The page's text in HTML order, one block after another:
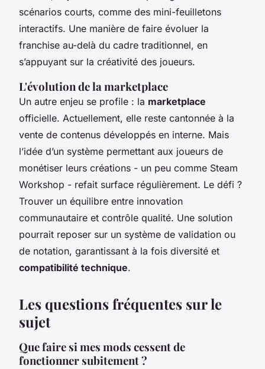
scénarios courts, comme des mini-feuilletons
interactifs. Une manière de faire évoluer la
franchise au-delà du cadre traditionnel, en
s’appuyant sur la créativité des joueurs.
L'évolution de la marketplace
Un autre enjeu se profile : la marketplace
officielle. Actuellement, elle reste cantonnée à la
vente de contenus développés en interne. Mais
l’idée d’un système permettant aux joueurs de
monétiser leurs créations - un peu comme Steam
Workshop - refait surface régulièrement. Le défi ?
Trouver un équilibre entre innovation
communautaire et contrôle qualité. Une solution
pourrait reposer sur un système de validation ou
de notation, garantissant à la fois diversité et
compatibilité technique.
Les questions fréquentes sur le
sujet
Que faire si mes mods cessent de
fonctionner subitement ?